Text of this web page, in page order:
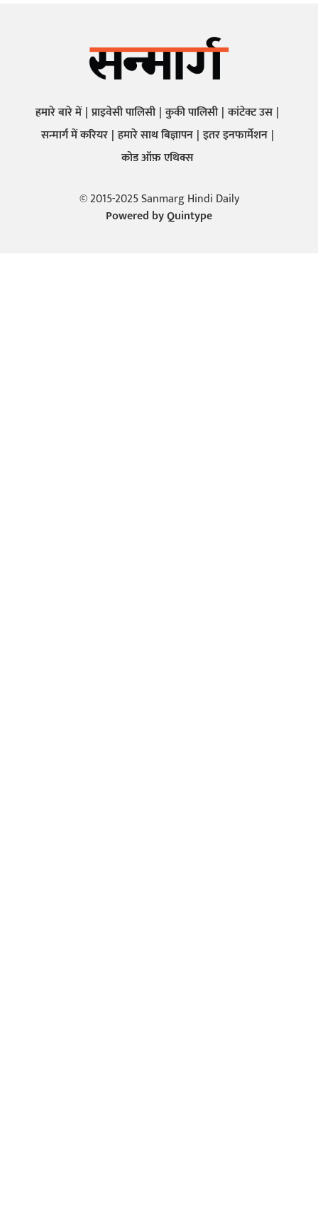
हमारे बारे में प्राइवेसी पालिसी कुकी पालिसी कांटेक्ट उस
सन्मार्ग में करियर हमारे साथ बिज्ञापन इतर इनफार्मेशन
कोड ऑफ़ एथिक्स
© 2015-2025 Sanmarg Hindi Daily
Powered byQuintype